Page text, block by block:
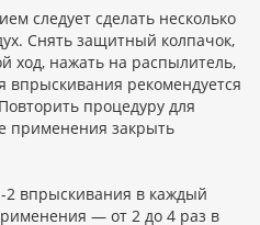
следует сделать несколько
Снять защитный колпачок,
ход, нажать на распылитель,
рекомендуется
процедуру для
применения закрыть
2 впрыскивания в каждый
— от 2 до 4 раз в